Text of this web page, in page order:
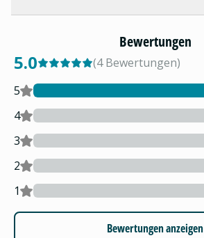
Bewertungen
5.0 (4 Bewertungen)
5
4
3
2
1
Bewertungen anzeigen